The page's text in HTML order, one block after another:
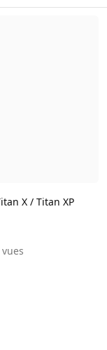
X / Titan XP
vues